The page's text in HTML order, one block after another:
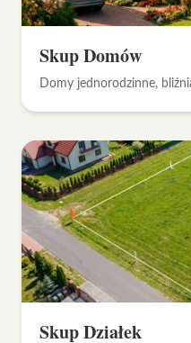
Skup Domów
Domy jednorodzinne,
Skup Działek